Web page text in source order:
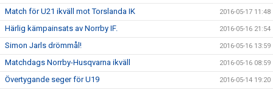
Match för U21 ikväll mot Torslanda IK 2016-05-17 11:48
Härlig kämpainsats av Norrby IF. 2016-05-16 21:54
Simon Jarls drömmål! 2016-05-16 13:59
Matchdags Norrby-Husqvarna ikväll 2016-05-16 08:59
Övertygande seger för U19 2016-05-14 19:20